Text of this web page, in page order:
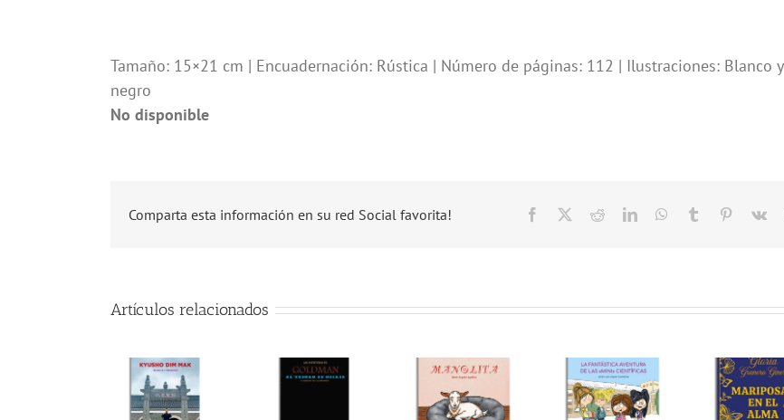
Tamaño: 15×21 cm | Encuadernación: Rústica | Número de páginas: 112 | Ilustraciones: Blanco y
negro
No disponible
Comparta esta información en su red Social favorita! Facebook RedditLinkedInWhatsApp
Tumblr Pinterest
Vk
Artículos relacionados